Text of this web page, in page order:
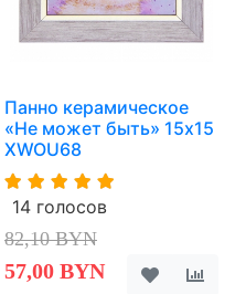
Панно керамическое
«Не может быть» 15х15
XWOU68
14 голосов
82,10 BYN
57,00 BYN